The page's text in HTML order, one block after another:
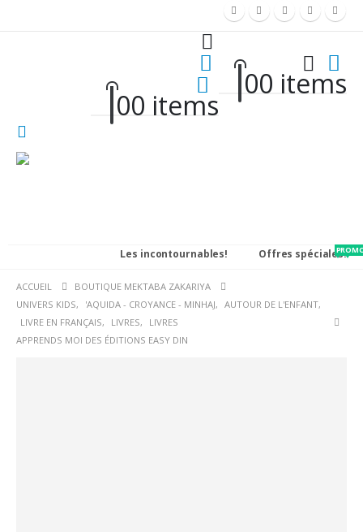
00 items
00 items
Les incontournables! Offres spéciales!
ACCUEIL
BOUTIQUE MEKTABA ZAKARIYA
UNIVERS KIDS, 'AQUIDA - CROYANCE - MINHAJ, AUTOUR DE L'ENFANT,
LIVRE EN FRANÇAIS, LIVRES,
LIVRES
APPRENDS MOI DES ÉDITIONS EASY DIN